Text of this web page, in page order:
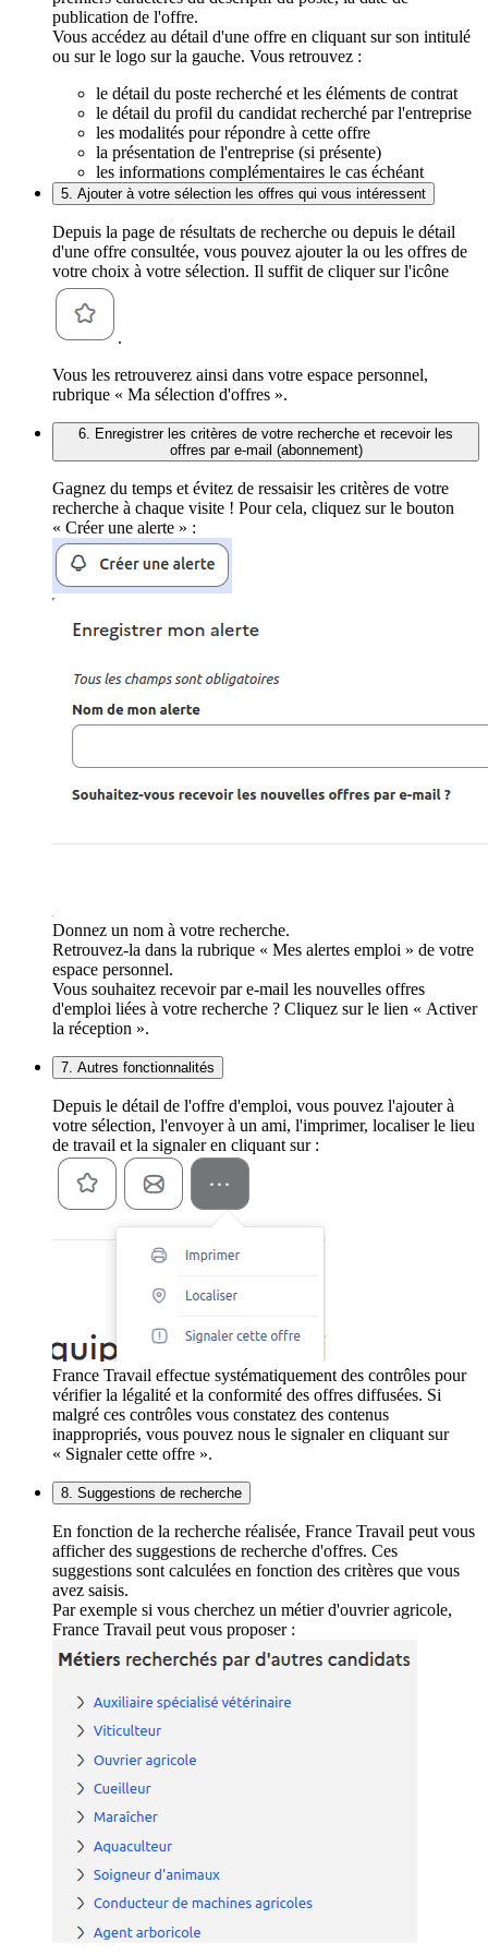
publication de l'offre.
Vous accédez au détail d'une offre en cliquant sur son intitulé
ou sur le logo sur la gauche. Vous retrouvez :
le détail du poste recherché et les éléments de contrat
le détail du profil du candidat recherché par l'entreprise
les modalités pour répondre à cette offre
la présentation de l'entreprise (si présente)
les informations complémentaires le cas échéant
5. Ajouter à votre sélection les offres qui vous intéressent
Depuis la page de résultats de recherche ou depuis le détail
d'une offre consultée, vous pouvez ajouter la ou les offres de
votre choix à votre sélection. Il suffit de cliquer sur l'icône
.
Vous les retrouverez ainsi dans votre espace personnel,
rubrique « Ma sélection d'offres ».
6. Enregistrer les critères de votre recherche et recevoir les
offres par e-mail (abonnement)
Gagnez du temps et évitez de ressaisir les critères de votre
recherche à chaque visite ! Pour cela, cliquez sur le bouton
« Créer une alerte » :
Donnez un nom à votre recherche.
Retrouvez-la dans la rubrique « Mes alertes emploi » de votre
espace personnel.
Vous souhaitez recevoir par e-mail les nouvelles offres
d'emploi liées à votre recherche ? Cliquez sur le lien « Activer
la réception ».
7. Autres fonctionnalités
Depuis le détail de l'offre d'emploi, vous pouvez l'ajouter à
votre sélection, l'envoyer à un ami, l'imprimer, localiser le lieu
de travail et la signaler en cliquant sur :
France Travail effectue systématiquement des contrôles pour
vérifier la légalité et la conformité des offres diffusées. Si
malgré ces contrôles vous constatez des contenus
inappropriés, vous pouvez nous le signaler en cliquant sur
« Signaler cette offre ».
8. Suggestions de recherche
En fonction de la recherche réalisée, France Travail peut vous
afficher des suggestions de recherche d'offres. Ces
suggestions sont calculées en fonction des critères que vous
avez saisis.
Par exemple si vous cherchez un métier d'ouvrier agricole,
France Travail peut vous proposer :